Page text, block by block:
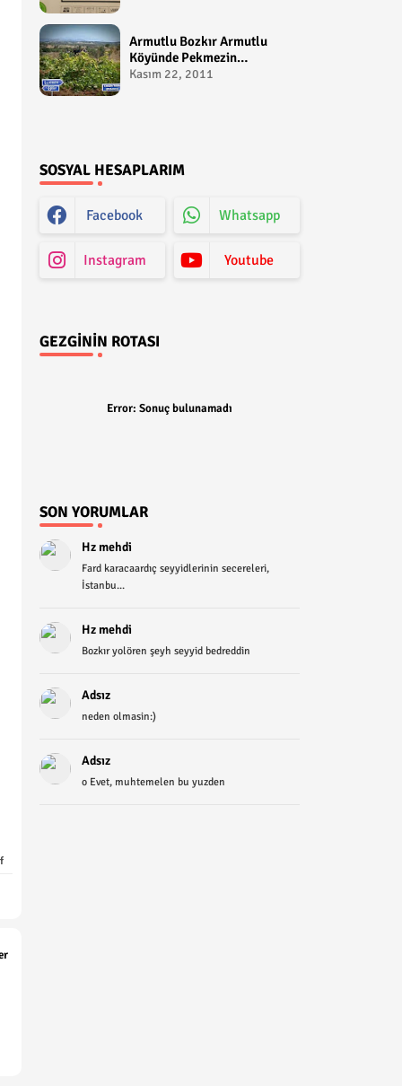
Armutlu Bozkır Armutlu
Köyünde Pekmezin
Hikayesi:Gezen Bilir Kontv
Kasım 22, 2011
SOSYAL HESAPLARIM
Facebook Whatsapp
Instagram Youtube
GEZGININ ROTASI
Error: Sonuç bulunamadı
SON YORUMLAR
Hz mehdi
Fard karacaardıç seyyidlerinin secereleri,
İstanbu...
Hz mehdi
Bozkır yolören şeyh seyyid bedreddin
Adsız
neden olmasin:)
Adsız
o Evet, muhtemelen bu yuzden